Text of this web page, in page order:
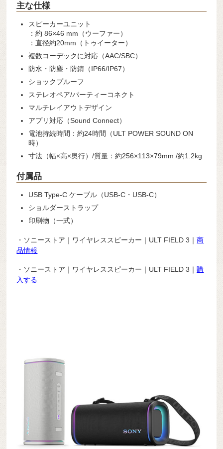
主な仕様
スピーカーユニット
：約 86×46 mm（ウーファー）
：直径約20mm（トゥイーター）
複数コーデックに対応（AAC/SBC）
防水・防塵・防錆（IP66/IP67）
ショックプルーフ
ステレオペア/パーティーコネクト
マルチレイアウトデザイン
アプリ対応（Sound Connect）
電池持続時間：約24時間（ULT POWER SOUND ON
時）
寸法（幅×高×奥行）/質量：約256×113×79mm /約1.2kg
付属品
USB Type-C ケーブル（USB-C・USB-C）
ショルダーストラップ
印刷物（一式）
・ソニーストア｜ワイヤレススピーカー｜ULT FIELD 3｜商
品情報
・ソニーストア｜ワイヤレススピーカー｜ULT FIELD 3｜ 購
入する